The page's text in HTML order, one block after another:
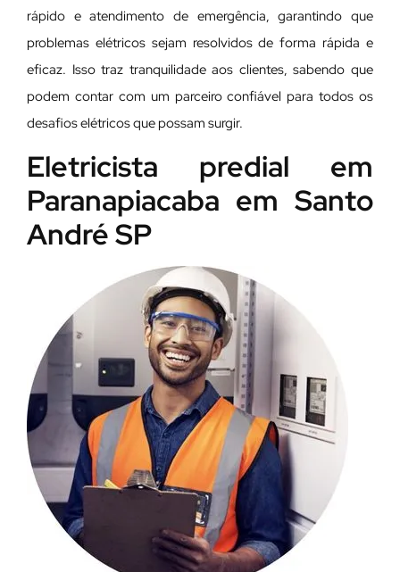
rápido e atendimento de emergência, garantindo que
problemas elétricos sejam resolvidos de forma rápida e
eficaz. Isso traz tranquilidade aos clientes, sabendo que
podem contar com um parceiro confiável para todos os
desafios elétricos que possam surgir.
Eletricista predial em
Paranapiacaba em Santo
André SP